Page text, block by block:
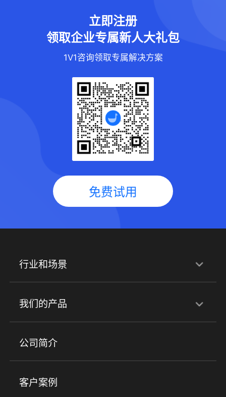
立即注册
领取企业专属新人大礼包
1V1咨询领取专属解决方案
免费试用
行业和场景
行业解决方案
培训机构 职业技能培训 兴趣培训
金融行业
我们的产品
产品
小程序商城 ERP 企微SCRM
社群圈子
公司简介
客户案例